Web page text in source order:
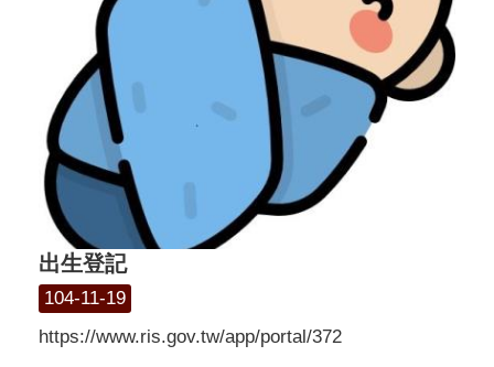
出生登記
104-11-19
https://www.ris.gov.tw/app/portal/372